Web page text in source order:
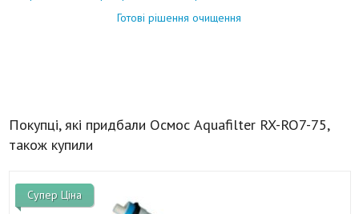
Готові рішення очищення
Покупці, які придбали Осмос Aquafilter RX-RO7-75,
також купили
Супер Ціна